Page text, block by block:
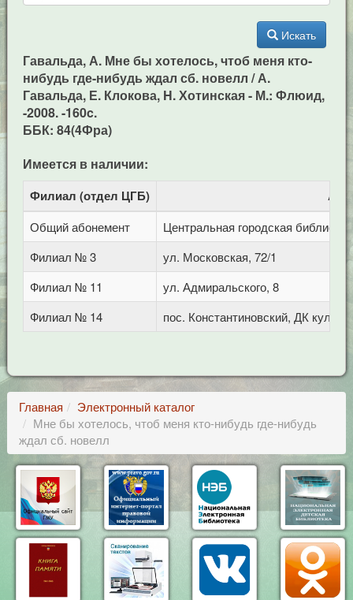
Искать
Гавальда, А. Мне бы хотелось, чтоб меня кто-
нибудь где-нибудь ждал сб. новелл / А.
Гавальда, Е. Клокова, H. Хотинская - М.: Флюид,
-2008. -160c.
ББК: 84(4Фра)
Имеется в наличии:
Филиал (отдел ЦГБ)
Общий абонемент
Центральная городская
Филиал № 3
ул. Московская, 72/1
Филиал № 11
ул. Адмиральского, 8
Филиал № 14
пос. Константиновский, ДК
Главная
Электронный каталог
Мне бы хотелось, чтоб меня кто-нибудь где-нибудь
ждал сб. новелл